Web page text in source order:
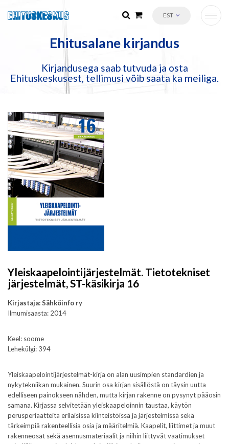
EST
Ehitusalane kirjandus
Kirjandusega saab tutvuda ja osta
Ehituskeskusest, tellimusi võib saata ka meiliga.
Yleiskaapelointijärjestelmät. Tietotekniset
järjestelmät, ST-käsikirja 16
Kirjastaja: Sähköinfo ry
Ilmumisaasta: 2014
Keel: soome
Lehekülgi: 394
Yleiskaapelointijärjestelmät-kirja on alan uusimpien standardien ja
nykytekniikan mukainen. Suurin osa kirjan sisällöstä on täysin uutta
edelliseen painokseen nähden, mutta kirjan rakenne on pysynyt pääosin
samana. Kirjassa selvitetään yleiskaapeloinnin taustaa, käytön
perusperiaatteita erilaisissa kiinteistöissä ja järjestelmissä sekä
tärkeimpiä rakenteellisia osia ja määritelmiä. Kaapelit, liittimet ja muut
rakenneosat sekä asennusmateriaalit ja niihin liittyvät vaatimukset